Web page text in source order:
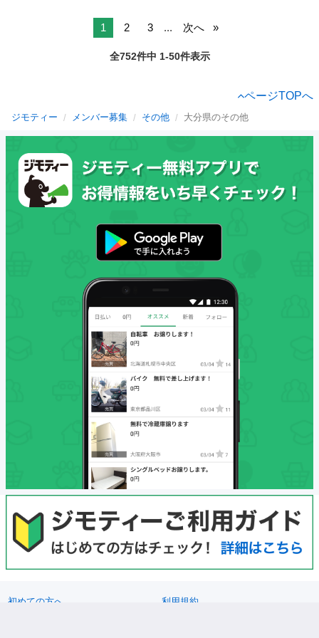
1 2 3 ... 次へ
全752件中 1-50件表示
ページTOPへ
ジモティー メンバー募集 その他 大分県のその他
初めての方へ 利用規約